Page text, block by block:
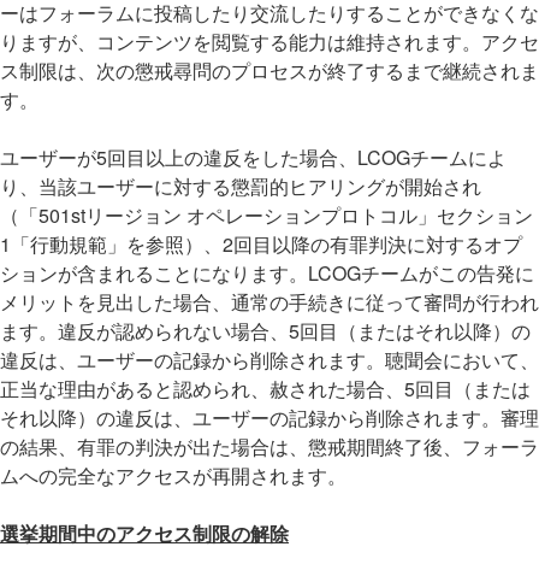
ーはフォーラムに投稿したり交流したりすることができなくな
りますが、コンテンツを閲覧する能力は維持されます。アクセ
ス制限は、次の懲戒尋問のプロセスが終了するまで継続されま
す。
ユーザーが5回目以上の違反をした場合、LCOGチームによ
り、当該ユーザーに対する懲罰的ヒアリングが開始され
（「501stリージョン オペレーションプロトコル」セクション
1「行動規範」を参照）、2回目以降の有罪判決に対するオプ
ションが含まれることになります。LCOGチームがこの告発に
メリットを見出した場合、通常の手続きに従って審問が行われ
ます。違反が認められない場合、5回目（またはそれ以降）の
違反は、ユーザーの記録から削除されます。聴聞会において、
正当な理由があると認められ、赦された場合、5回目（または
それ以降）の違反は、ユーザーの記録から削除されます。審理
の結果、有罪の判決が出た場合は、懲戒期間終了後、フォーラ
ムへの完全なアクセスが再開されます。
選挙期間中のアクセス制限の解除